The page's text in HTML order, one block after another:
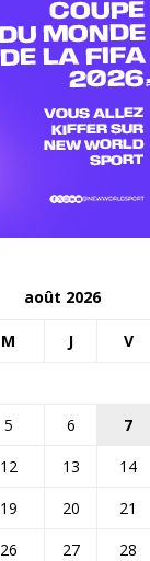
août 2026
M J V
5 6 7
12 13 14
19 20 21
26 27 28